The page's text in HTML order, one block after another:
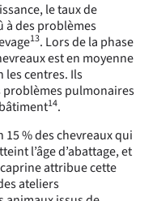
le taux de
à des problèmes
13. Lors de la phase
est en moyenne
les centres. Ils
problèmes pulmonaires
14.
% des chevreaux qui
l’âge d’abattage, et
attribue cette
ateliers